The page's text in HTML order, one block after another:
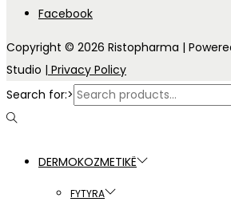
Facebook
Copyright © 2026 Ristopharma |
Studio | Privacy Policy
Search for:>
DERMOKOZMETIKË
FYTYRA